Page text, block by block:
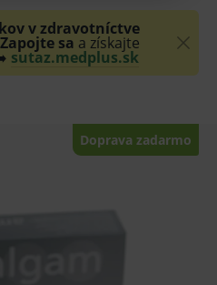
v zdravotníctve
Zapojte sa a získajte
sutaz.medplus.sk
Doprava zadarmo